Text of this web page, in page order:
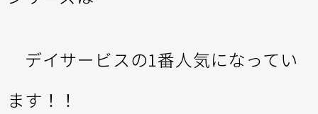
デイサービスの1番人気になってい
ます！！